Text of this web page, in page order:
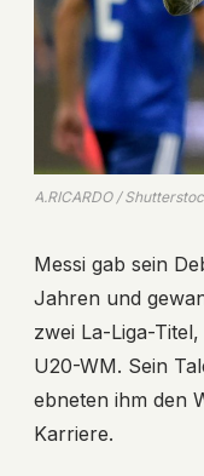
A.RICARDO /
Messi gab sein
Jahren und
zwei La-Liga-
U20-WM. Sein
ebneten ihm den
Karriere.